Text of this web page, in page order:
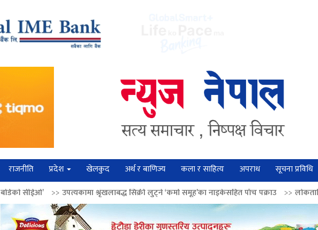
राजनीति प्रदेश खेलकुद अर्थ र बाणिज्य कला र साहित्य अपराध सूचना प्रविधि
उपत्यकामा श्रृंखलाबद्ध सिक्री लुट्ने ‘कर्मा समूह’का नाइकेसहित पाँच पक्राउ >>लोकतान्त्रिक मूल्य सुदृढ